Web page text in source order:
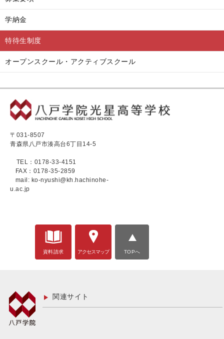
学納金
特待生制度
オープンスクール・アクティブスクール
〒031-8507
青森県八戸市湊高台6丁目14-5
TEL：0178-33-4151
FAX：0178-35-2859
mail: ko-nyushi@kh.hachinohe-
u.ac.jp
資料請求 アクセスマップ TOPへ
関連サイト